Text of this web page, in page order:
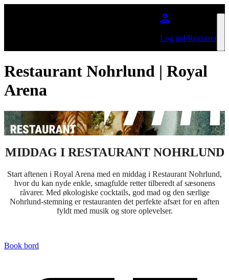
Log ind/Registrer
Restaurant Nohrlund | Royal
Arena
MIDDAG I RESTAURANT NOHRLUND
Start aftenen i Royal Arena med en middag i Restaurant Nohrlund,
hvor du kan nyde enkle, smagfulde retter tilberedt af sæsonens
råvarer. Med økologiske cocktails, god mad og den særlige
Nohrlund-stemning er restauranten det perfekte afsæt for en aften
fyldt med musik og store oplevelser.
Book bord